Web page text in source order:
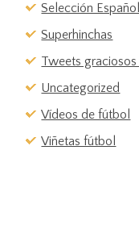
Selección
Superhinchas
Tweets graciosos
Uncategorized
Vídeos de fútbol
Viñetas fútbol